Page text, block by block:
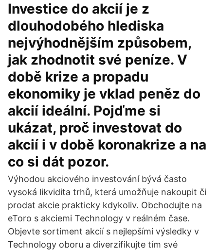
Investice do akcií je z
dlouhodobého hlediska
nejvýhodnějším způsobem,
jak zhodnotit své peníze. V
době krize a propadu
ekonomiky je vklad peněz do
akcií ideální. Pojďme si
ukázat, proč investovat do
akcií i v době koronakrize a na
co si dát pozor.
Výhodou akciového investování bývá často
vysoká likvidita trhů, která umožňuje nakoupit či
prodat akcie prakticky kdykoliv. Obchodujte na
eToro s akciemi Technology v reálném čase.
Objevte sortiment akcií s nejlepšími výsledky v
Technology oboru a diverzifikujte tím své